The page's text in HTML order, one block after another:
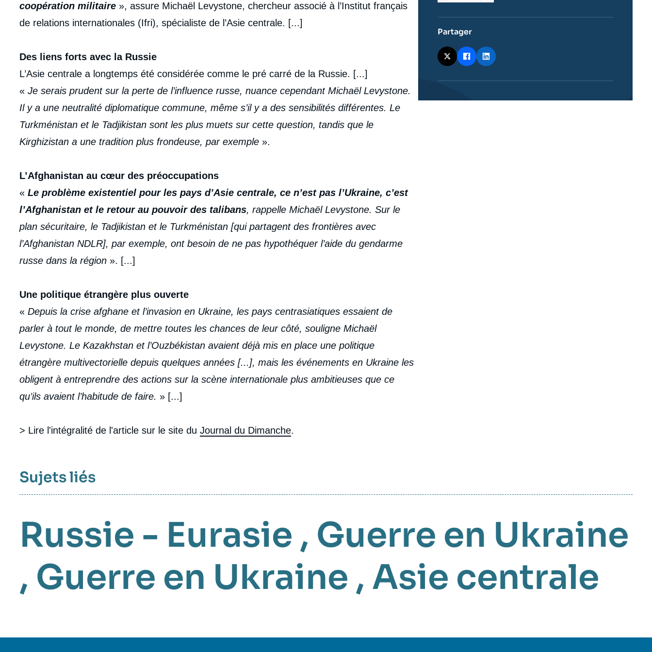
coopération militaire », assure Michaël Levystone, chercheur associé à l’Institut français
de relations internationales (Ifri), spécialiste de l’Asie centrale. [...]
Des liens forts avec la Russie
L’Asie centrale a longtemps été considérée comme le pré carré de la Russie. [...]
« Je serais prudent sur la perte de l’influence russe, nuance cependant Michaël Levystone.
Il y a une neutralité diplomatique commune, même s’il y a des sensibilités différentes. Le
Turkménistan et le Tadjikistan sont les plus muets sur cette question, tandis que le
Kirghizistan a une tradition plus frondeuse, par exemple ».
L’Afghanistan au cœur des préoccupations
« Le problème existentiel pour les pays d’Asie centrale, ce n’est pas l’Ukraine, c’est
l’Afghanistan et le retour au pouvoir des talibans, rappelle Michaël Levystone. Sur le
plan sécuritaire, le Tadjikistan et le Turkménistan [qui partagent des frontières avec
l’Afghanistan NDLR], par exemple, ont besoin de ne pas hypothéquer l’aide du gendarme
russe dans la région ». [...]
Une politique étrangère plus ouverte
« Depuis la crise afghane et l’invasion en Ukraine, les pays centrasiatiques essaient de
parler à tout le monde, de mettre toutes les chances de leur côté, souligne Michaël
Levystone. Le Kazakhstan et l’Ouzbékistan avaient déjà mis en place une politique
étrangère multivectorielle depuis quelques années [...], mais les événements en Ukraine les
obligent à entreprendre des actions sur la scène internationale plus ambitieuses que ce
qu’ils avaient l’habitude de faire. » [...]
> Lire l'intégralité de l'article sur le site du Journal du Dimanche.
Partager
Sujets liés
Russie - Eurasie , Guerre en Ukraine
, Guerre en Ukraine , Asie centrale